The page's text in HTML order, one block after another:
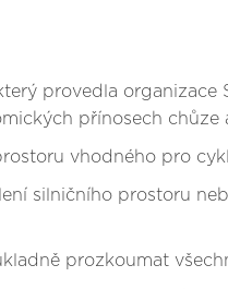
provedla organizace
přínosech chůze
vhodného pro
silničního prostoru
prozkoumat